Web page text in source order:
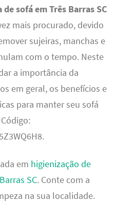
de sofá em Três Barras SC
mais procurado, devido
sujeiras, manchas e
com o tempo. Neste
a importância da
em geral, os benefícios e
para manter seu sofá
em higienização de
SC. Conte com a
na sua localidade.